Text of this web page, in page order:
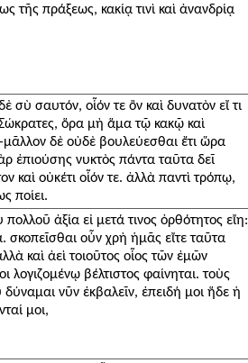
τῆς πράξεως, κακίᾳ τινὶ καὶ ἀνανδρίᾳ
σὺ σαυτόν, οἷόν τε ὂν καὶ δυνατὸν εἴ τι
ὅρα μὴ ἅμα τῷ κακῷ καὶ
δὲ οὐδὲ βουλεύεσθαι ἔτι ὥρα
ἐπιούσης νυκτὸς πάντα ταῦτα δεῖ
καὶ οὐκέτι οἷόν τε. ἀλλὰ παντὶ τρόπῳ,
ποίει.
ἀξία εἰ μετά τινος ὀρθότητος εἴη:
οὖν χρὴ ἡμᾶς εἴτε ταῦτα
καὶ ἀεὶ τοιοῦτος οἷος τῶν ἐμῶν
βέλτιστος φαίνηται. τοὺς
νῦν ἐκβαλεῖν, ἐπειδή μοι ἥδε ἡ
μοι,